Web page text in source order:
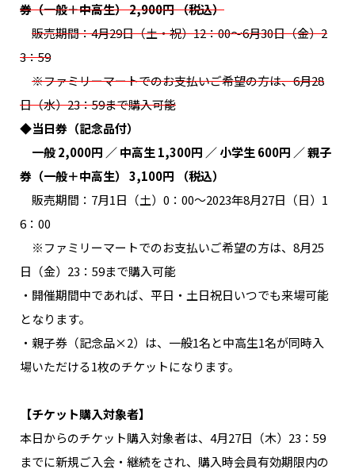
券（一般＋中高生） 2,900円 （税込）
販売期間：4月29日（土・祝）12：00～6月30日（金）2
3：59
※ファミリーマートでのお支払いご希望の方は、6月28
日（水）23：59まで購入可能
◆当日券（記念品付）
一般 2,000円 ／ 中高生 1,300円 ／ 小学生 600円 ／ 親子
券（一般＋中高生） 3,100円 （税込）
販売期間：7月1日（土）0：00～2023年8月27日（日）1
6：00
※ファミリーマートでのお支払いご希望の方は、8月25
日（金）23：59まで購入可能
・開催期間中であれば、平日・土日祝日いつでも来場可能
となります。
・親子券（記念品×2）は、一般1名と中高生1名が同時入
場いただける1枚のチケットになります。
【チケット購入対象者】
本日からのチケット購入対象者は、4月27日（木）23：59
までに新規ご入会・継続をされ、購入時会員有効期限内の